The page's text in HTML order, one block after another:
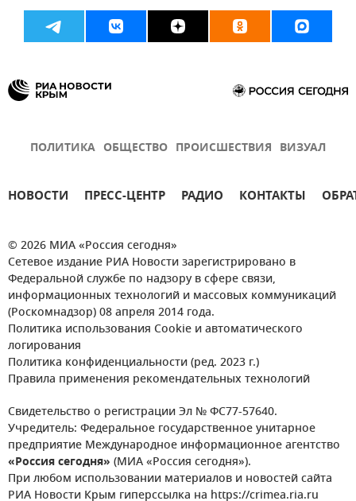
ПОЛИТИКА ОБЩЕСТВО ПРОИСШЕСТВИЯ ВИЗУАЛ
НОВОСТИ ПРЕСС-ЦЕНТР РАДИО КОНТАКТЫ
© 2026 МИА «Россия сегодня»
Сетевое издание РИА Новости зарегистрировано в
Федеральной службе по надзору в сфере связи,
информационных технологий и массовых коммуникаций
(Роскомнадзор) 08 апреля 2014 года.
Политика использования Cookie и автоматического
логирования
Политика конфиденциальности (ред. 2023 г.)
Правила применения рекомендательных технологий
Свидетельство о регистрации Эл № ФС77-57640.
Учредитель: Федеральное государственное унитарное
предприятие Международное информационное агентство
«Россия сегодня» (МИА «Россия сегодня»).
При любом использовании материалов и новостей сайта
РИА Новости Крым гиперссылка на https://crimea.ria.ru